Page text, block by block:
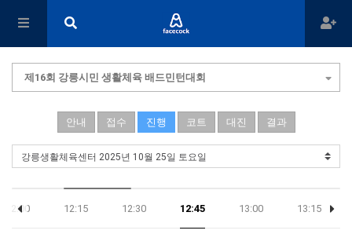
제16회 강릉시민 생활체육 배드민턴대회
안내 접수 진행 코트 대진 결과
12:00 12:15 12:30 12:45 13:00 13:15